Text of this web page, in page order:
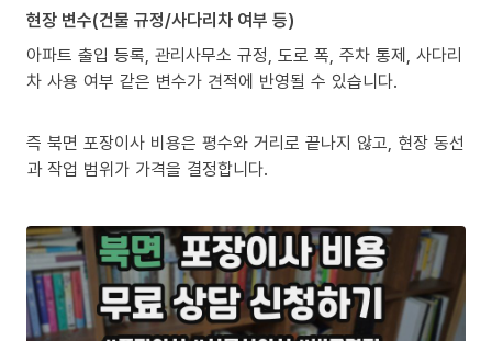
현장 변수(건물 규정/사다리차 여부 등)
아파트 출입 등록, 관리사무소 규정, 도로 폭, 주차 통제, 사다리
차 사용 여부 같은 변수가 견적에 반영될 수 있습니다.
즉 북면 포장이사 비용은 평수와 거리로 끝나지 않고, 현장 동선
과 작업 범위가 가격을 결정합니다.